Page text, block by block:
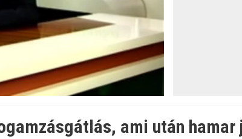
ami után hamar